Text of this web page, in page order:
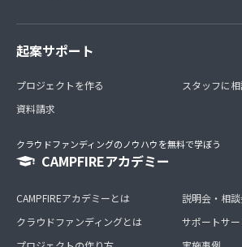
起案サポート
プロジェクトを作る
資料請求
スタッフに
クラウドファンディングのノウハウを無料で学ぼう
CAMPFIREアカデミー
CAMPFIREアカデミーとは
クラウドファンディングとは
説明会・相
サポートサー